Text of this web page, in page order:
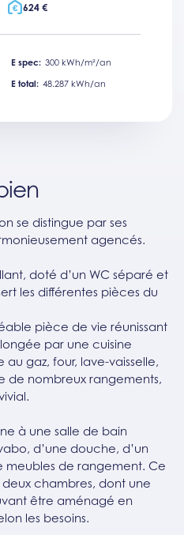
624 €
E spec: 300 kWh/m²/an
E total: 48.287 kWh/an
se distingue par ses
agencés.
doté d’un WC séparé et
les différentes pièces du
pièce de vie réunissant
par une cuisine
gaz, four, lave-vaisselle,
de nombreux rangements,
à une salle de bain
d’une douche, d’un
meubles de rangement. Ce
chambres, dont une
être aménagé en
les besoins.